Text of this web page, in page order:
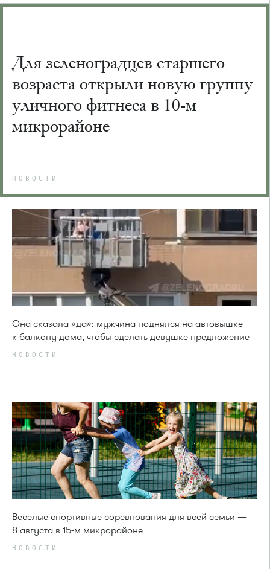
Для зеленоградцев старшего
возраста открыли новую группу
уличного фитнеса в 10-м
микрорайоне
НОВОСТИ
Она сказала «да»: мужчина поднялся на автовышке
к балкону дома, чтобы сделать девушке предложение
НОВОСТИ
Веселые спортивные соревнования для всей семьи —
8 августа в 15-м микрорайоне
НОВОСТИ